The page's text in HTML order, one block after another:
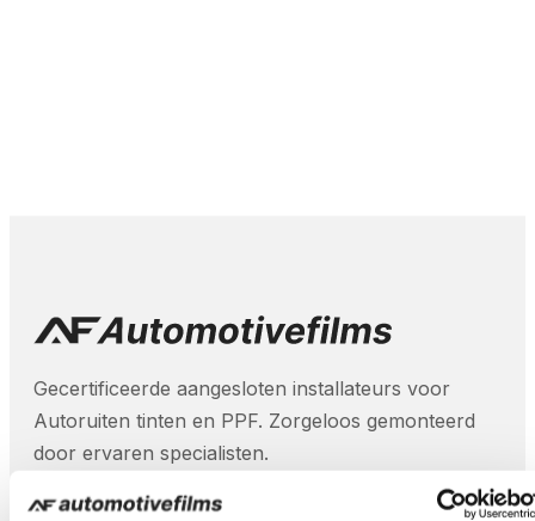
Gecertificeerde aangesloten installateurs voor
Autoruiten tinten en PPF. Zorgeloos gemonteerd
door ervaren specialisten.